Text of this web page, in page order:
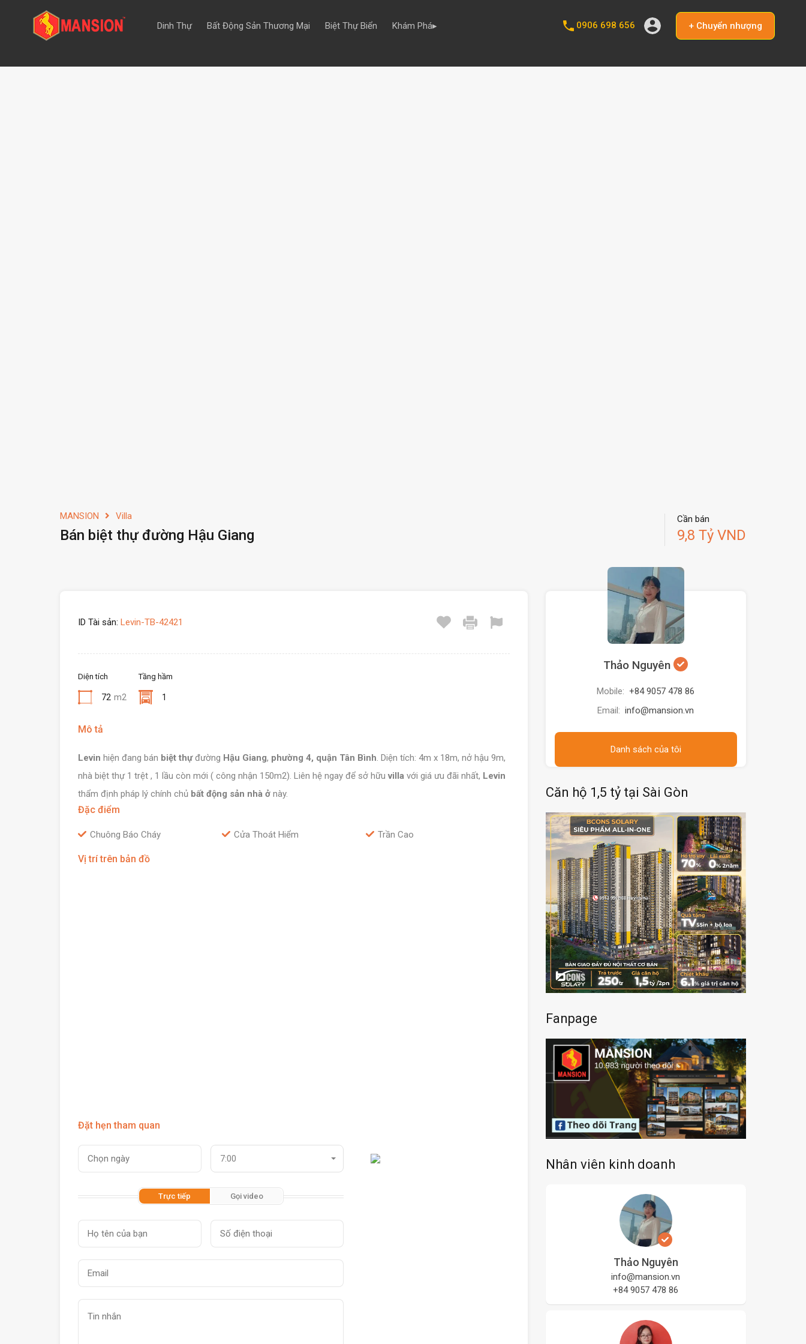
Dinh Thự Bất Động Sản Thương Mại Biệt Thự Biển Khám Phá▸ 0906 698 656 + Chuyển nhượng
MANSION Villa
Bán biệt thự đường Hậu Giang
Cần bán
9,8 Tỷ VND
ID Tài sản: Levin-TB-42421
Diện tích
72 m2
Tầng hầm
1
Mô tả
Levin hiện đang bán biệt thựđường Hậu Giang, phường 4, quận Tân Bình. Diện tích: 4m x 18m, nở hậu 9m,
nhà biệt thự 1 trệt , 1 lầu còn mới ( công nhận 150m2). Liên hệ ngay để sở hữu villa với giá ưu đãi nhất, Levin
thẩm định pháp lý chính chủ bất động sản nhà ở này.
Đặc điểm
Chuông Báo Cháy Cửa Thoát Hiểm Trần Cao
Vị trí trên bản đồ
Đặt hẹn tham quan
7:00
Trực tiếp Gọi video
Thảo Nguyên
Mobile: +84 9057 478 86
Email: info@mansion.vn
Danh sách của tôi
Căn hộ 1,5 tỷ tại Sài Gòn
Fanpage
Nhân viên kinh doanh
Thảo Nguyên
info@mansion.vn
+84 9057 478 86